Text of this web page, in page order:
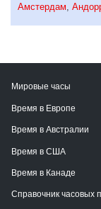
Амстердам
Мировые часы
Время в Европе
Время в Австралии
Время в США
Время в Канаде
Справочник часовых